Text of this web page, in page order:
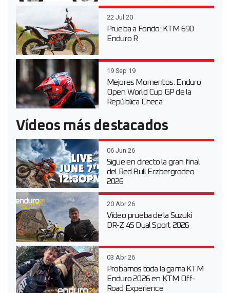
22 Jul 20
Prueba a Fondo: KTM 690
Enduro R
19 Sep 19
Mejores Momentos: Enduro
Open World Cup GP de la
República Checa
Vídeos más destacados
06 Jun 26
Sigue en directo la gran final
del Red Bull Erzbergrodeo
2026
20 Abr 26
Vídeo prueba de la Suzuki
DR-Z 4S Dual Sport 2026
03 Abr 26
Probamos toda la gama KTM
Enduro 2026 en KTM Off-
Road Experience